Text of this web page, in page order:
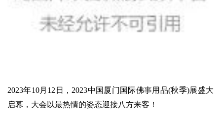
2023年10月12日，2023中国厦门国际佛事用品(秋季)展盛大
启幕，大会以最热情的姿态迎接八方来客！